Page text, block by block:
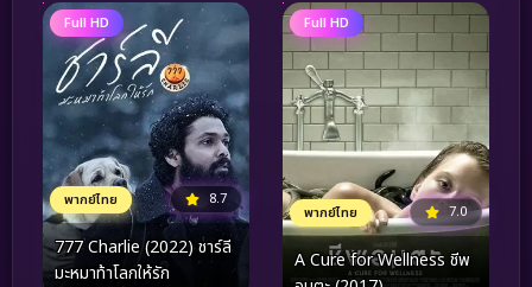
Full HD
พากย์ไทย 8.7
777 Charlie (2022) ชาร์ลี
มะหมาท้าโลกให้รัก
Full HD
พากย์ไทย 7.0
A Cure for Wellness ชีพ